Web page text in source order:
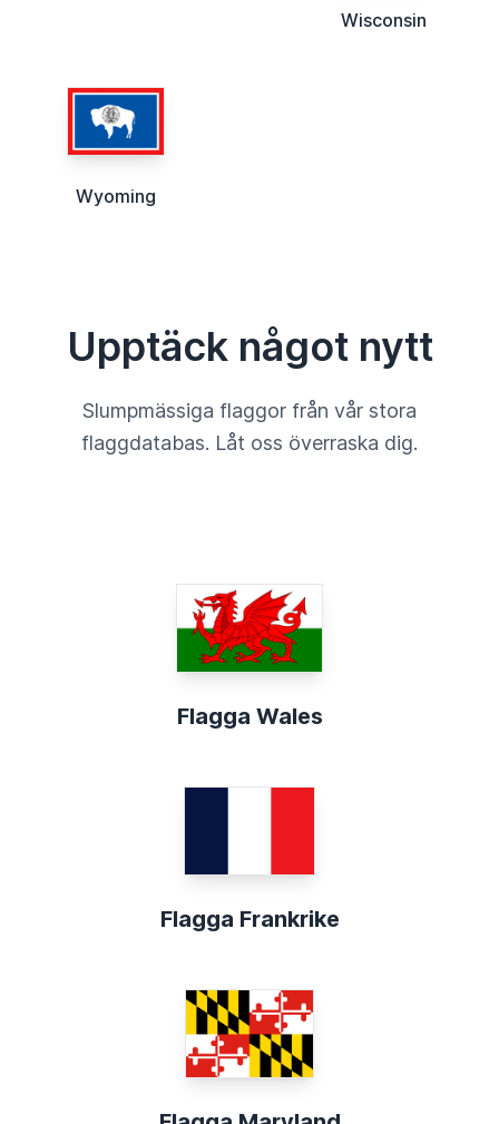
Wisconsin
Wyoming
Upptäck något nytt
Slumpmässiga flaggor från vår stora
flaggdatabas. Låt oss överraska dig.
Flagga Wales
Flagga Frankrike